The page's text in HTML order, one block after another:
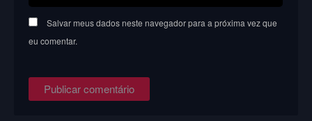
Salvar meus dados neste navegador para a próxima vez que
eu comentar.